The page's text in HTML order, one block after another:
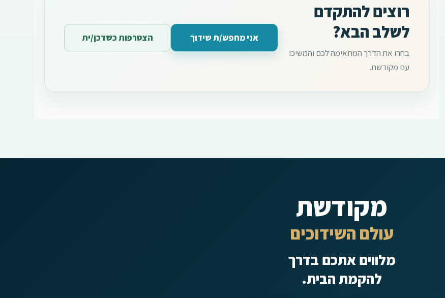
רוצים להתקדם
לשלב הבא?
בחרו את הדרך המתאימה לכם והמשיכו
עם מקודשת.
אני מחפש/ת שידוך הצטרפות כשדכן/ית
מקודשת
עולם השידוכים
מלווים אתכם בדרך
להקמת הבית.